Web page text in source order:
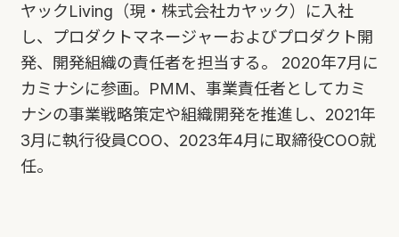
ヤックLiving（現・株式会社カヤック）に入社
し、プロダクトマネージャーおよびプロダクト開
発、開発組織の責任者を担当する。 2020年7月に
カミナシに参画。PMM、事業責任者としてカミ
ナシの事業戦略策定や組織開発を推進し、2021年
3月に執行役員COO、2023年4月に取締役COO就
任。